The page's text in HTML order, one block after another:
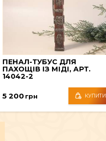
ПЕНАЛ-ТУБУС ДЛЯ
ПАХОЩІВ ІЗ МІДІ, АРТ.
14042-2
5 200 грн КУПИТИ